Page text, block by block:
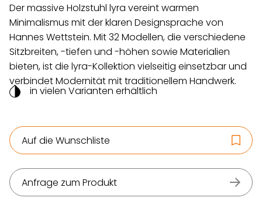
Der massive Holzstuhl lyra vereint warmen
Minimalismus mit der klaren Designsprache von
Hannes Wettstein. Mit 32 Modellen, die verschiedene
Sitzbreiten, -tiefen und -höhen sowie Materialien
bieten, ist die lyra-Kollektion vielseitig einsetzbar und
verbindet Modernität mit traditionellem Handwerk.
in vielen Varianten erhältlich
Auf die Wunschliste
Anfrage zum Produkt